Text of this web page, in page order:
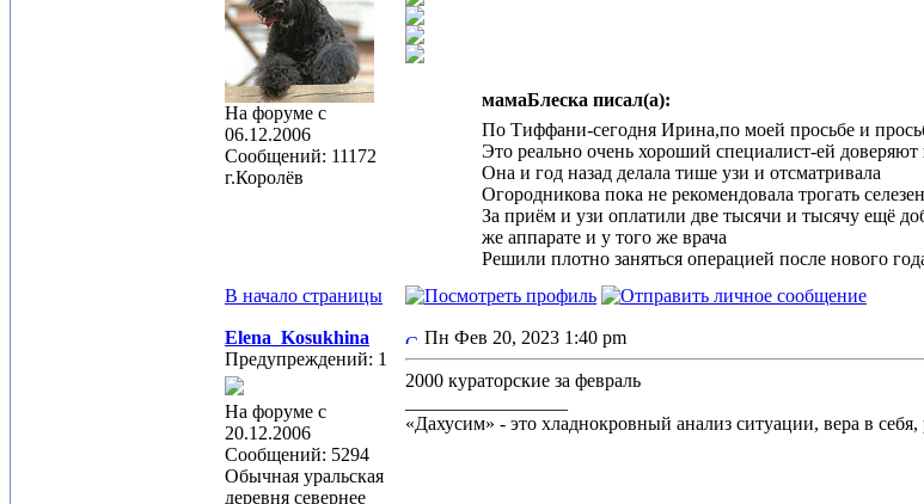
На форуме с
06.12.2006
Сообщений: 11172
г.Королёв
мамаБлеска писал(а):
По Тиффани-сегодня Ирина,по моей просьбе и
Это реально очень хороший специалист-ей
Она и год назад делала тише узи и отсматривала
Огородникова пока не рекомендовала трогать
За приём и узи оплатили две тысячи и тысячу ещё
же аппарате и у того же врача
Решили плотно заняться операцией после нового
В начало страницы
Elena_Kosukhina
Предупреждений: 1
На форуме с
20.12.2006
Сообщений: 5294
Обычная уральская
деревня севернее
Пн Фев 20, 2023 1:40 pm
2000 кураторские за февраль
«Дахусим» - это хладнокровный анализ ситуации, вера в